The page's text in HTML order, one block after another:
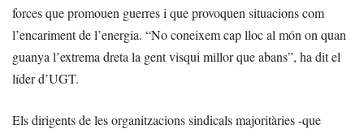
forces que promouen guerres i que provoquen situacions com
l’encariment de l’energia. “No coneixem cap lloc al món on quan
guanya l’extrema dreta la gent visqui millor que abans”, ha dit el
líder d’UGT.
Els dirigents de les organitzacions sindicals majoritàries -que